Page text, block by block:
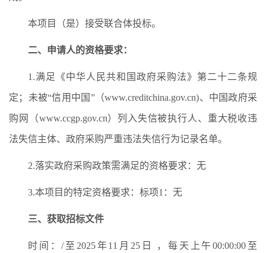
本项目（是）接受联合体投标。
二、申请人的资格要求：
1.满足《中华人民共和国政府采购法》第二十二条规
定；未被“信用中国”（www.creditchina.gov.cn)、中国政府采
购网（www.ccgp.gov.cn）列入失信被执行人、重大税收违
法失信主体、政府采购严重违法失信行为记录名单。
2.落实政府采购政策需满足的资格要求：无
3.本项目的特定资格要求：标项1：无
三、获取招标文件
时间：/至2025年11月25日 ，每天上午00:00:00至